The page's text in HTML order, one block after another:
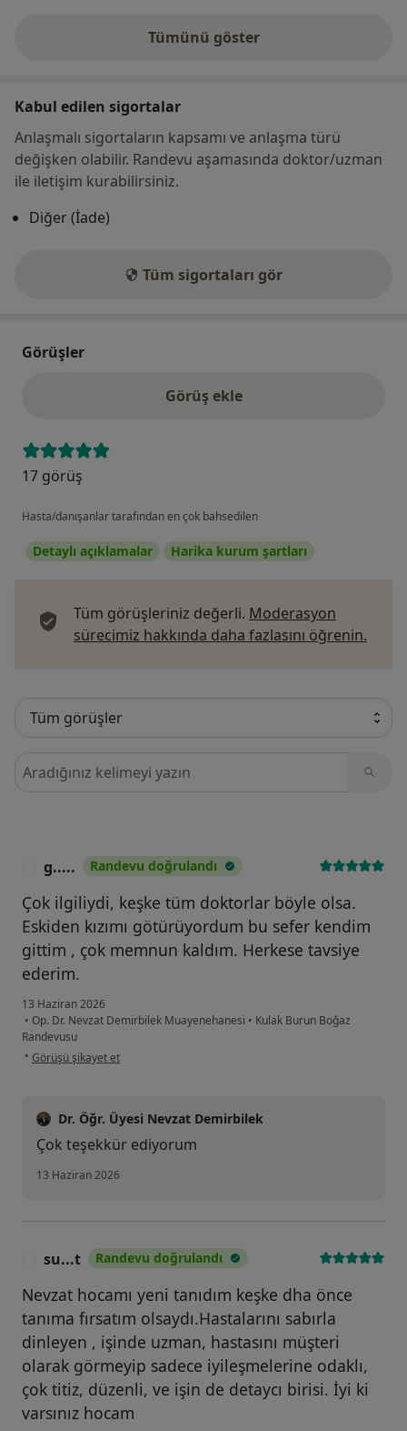
Tümünü göster
adres hakkında
Kabul edilen sigortalar
Anlaşmalı sigortaların kapsamı ve anlaşma türü
değişken olabilir. Randevu aşamasında doktor/uzman
ile iletişim kurabilirsiniz.
Diğer (İade)
Tüm sigortaları gör
Görüşler
Görüş ekle
17 görüş
Hasta/danışanlar tarafından en çok bahsedilen
Detaylı açıklamalar Harika kurum şartları
Tüm görüşleriniz değerli. Moderasyon
sürecimiz hakkında daha fazlasını öğrenin.
Görüşler içerisinde ara
g..... Randevu doğrulandı
Çok ilgiliydi, keşke tüm doktorlar böyle olsa.
Eskiden kızımı götürüyordum bu sefer kendim
gittim , çok memnun kaldım. Herkese tavsiye
ederim.
13 Haziran 2026
• Op. Dr. Nevzat Demirbilek Muayenehanesi • Kulak Burun Boğaz
Randevusu
• kullanıcının görüşüne göre g.....
Görüşü şikayet et
Dr. Öğr. Üyesi Nevzat Demirbilek
Çok teşekkür ediyorum
13 Haziran 2026
su...t Randevu doğrulandı
Nevzat hocamı yeni tanıdım keşke dha önce
tanıma fırsatım olsaydı.Hastalarını sabırla
dinleyen , işinde uzman, hastasını müşteri
olarak görmeyip sadece iyileşmelerine odaklı,
çok titiz, düzenli, ve işin de detaycı birisi. İyi ki
varsınız hocam